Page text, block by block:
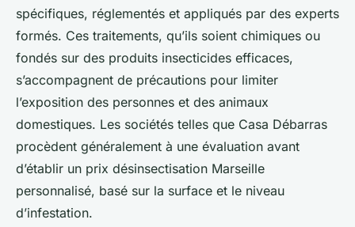
spécifiques, réglementés et appliqués par des experts
formés. Ces traitements, qu’ils soient chimiques ou
fondés sur des produits insecticides efficaces,
s’accompagnent de précautions pour limiter
l’exposition des personnes et des animaux
domestiques. Les sociétés telles que Casa Débarras
procèdent généralement à une évaluation avant
d’établir un prix désinsectisation Marseille
personnalisé, basé sur la surface et le niveau
d’infestation.